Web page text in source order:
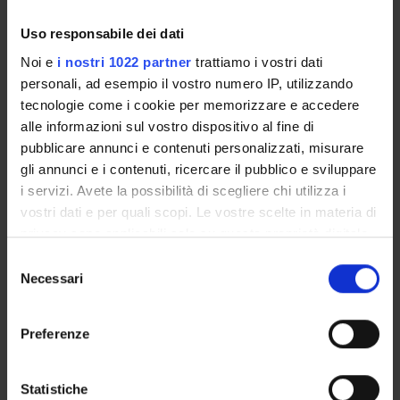
Uso responsabile dei dati
Noi e i nostri 1022 partner trattiamo i vostri dati
personali, ad esempio il vostro numero IP, utilizzando
tecnologie come i cookie per memorizzare e accedere
alle informazioni sul vostro dispositivo al fine di
pubblicare annunci e contenuti personalizzati, misurare
gli annunci e i contenuti, ricercare il pubblico e sviluppare
i servizi. Avete la possibilità di scegliere chi utilizza i
vostri dati e per quali scopi. Le vostre scelte in materia di
privacy sono applicabili solo su questa proprietà digitale
modificare o revocare il proprio consenso in qualsiasi
momento dalla Dichiarazione sui cookie o facendo clic
raccogliere informazioni sulla tua posizione
delNecessari
Preferenze
Statistiche
17 18 19
24 25 26 27 28 29
31 1 2 3 4 5 6
Persone